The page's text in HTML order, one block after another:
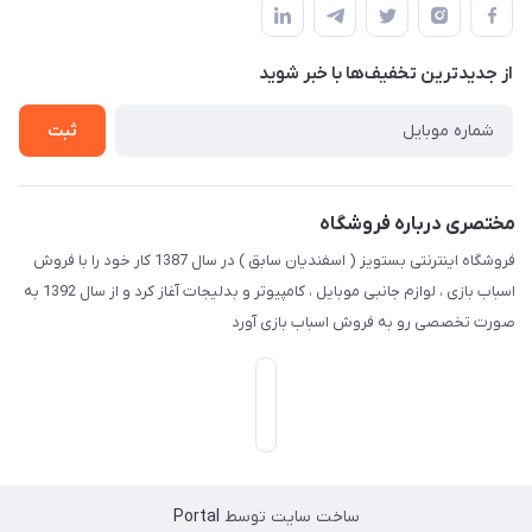
لیست محصولات
درباره ما
حریم خصوصی
راهنما
از جدید‌ترین تخفیف‌ها با‌ خبر شوید
ثبت
مختصری درباره فروشگاه
فروشگاه اینترنتی بستویز ( اسفندیان سابق ) در سال 1387 کار خود را با فروش
اسباب بازی ، لوازم جانبی موبایل ، کامپیوتر و بدلیجات آغاز کرد و از سال 1392 به
صورت تخصصی رو به فروش اسباب بازی آورد
ساخت سایت توسط Portal